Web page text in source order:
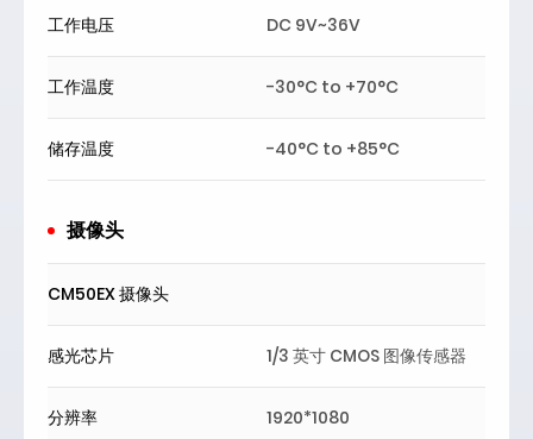
工作电压 DC 9V~36V
工作温度 -30°C to +70°C
储存温度 -40°C to +85°C
摄像头
CM50EX 摄像头
感光芯片 1/3 英寸 CMOS 图像传感器
分辨率 1920*1080